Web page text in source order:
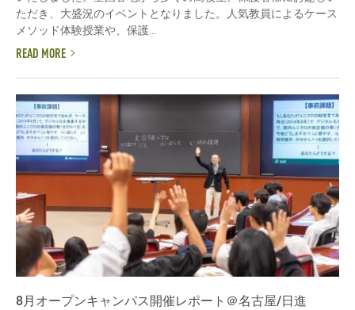
ただき、大盛況のイベントとなりました。人気教員によるケース
メソッド体験授業や、保護...
READ MORE
8月オープンキャンパス開催レポート＠名古屋/日進